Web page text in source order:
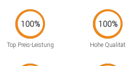
Top Preis-Leistung Hohe Qualität